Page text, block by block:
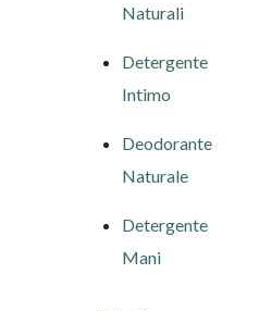
Naturali
Detergente
Intimo
Deodorante
Naturale
Detergente
Mani